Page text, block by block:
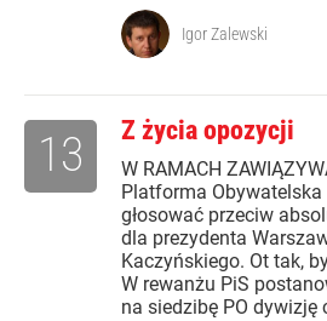
Igor Zalewski
Z życia opozycji
W RAMACH
Platforma Obywatelska
głosować przeciw
dla prezydenta
Kaczyńskiego. Ot tak,
W rewanżu PiS
na siedzibę PO dywizję
13